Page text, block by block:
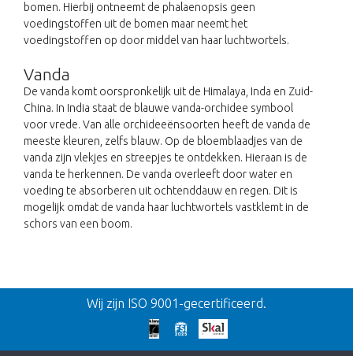
bomen. Hierbij ontneemt de phalaenopsis geen
voedingstoffen uit de bomen maar neemt het
voedingstoffen op door middel van haar luchtwortels.
Vanda
De vanda komt oorspronkelijk uit de Himalaya, Inda en Zuid-
China. In India staat de blauwe vanda-orchidee symbool
voor vrede. Van alle orchideeënsoorten heeft de vanda de
meeste kleuren, zelfs blauw. Op de bloemblaadjes van de
vanda zijn vlekjes en streepjes te ontdekken. Hieraan is de
vanda te herkennen. De vanda overleeft door water en
voeding te absorberen uit ochtenddauw en regen. Dit is
mogelijk omdat de vanda haar luchtwortels vastklemt in de
schors van een boom.
Terug
Te laat!
Wij zijn ISO 9001-gecertificeerd.